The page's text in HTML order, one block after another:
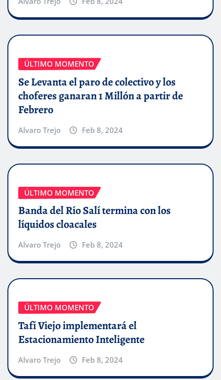
ÚLTIMO MOMENTO
Se Levanta el paro de colectivo y los
choferes ganaran 1 Millón a partir de
Febrero
Alvaro Trejo Feb 8, 2024
ÚLTIMO MOMENTO
Banda del Río Salí termina con los
líquidos cloacales
Alvaro Trejo Feb 8, 2024
ÚLTIMO MOMENTO
Tafí Viejo implementará el
Estacionamiento Inteligente
Alvaro Trejo Feb 8, 2024